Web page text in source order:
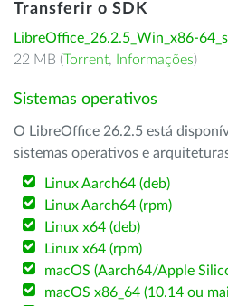
Transferir o SDK
LibreOffice_26.2.5_Win_x86-
22 MB (Torrent, Informações)
Sistemas operativos
O LibreOffice 26.2.5 está
sistemas operativos e
Linux Aarch64 (deb)
Linux Aarch64 (rpm)
Linux x64 (deb)
Linux x64 (rpm)
macOS (Aarch64/Apple
macOS x86_64 (10.14 ou